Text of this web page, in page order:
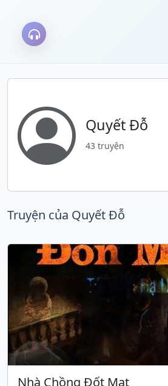
Quyết Đỗ
43 truyện
Truyện của Quyết Đỗ
Nhà Chồng Đốt Mạt